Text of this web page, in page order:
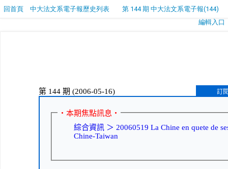
回首頁 中大法文系電子報歷史列表
第 144 期 中大法文系電子報(144)
編輯入口